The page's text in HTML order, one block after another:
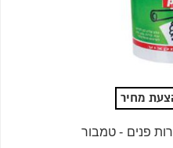
מחיר
פנים - טמבור